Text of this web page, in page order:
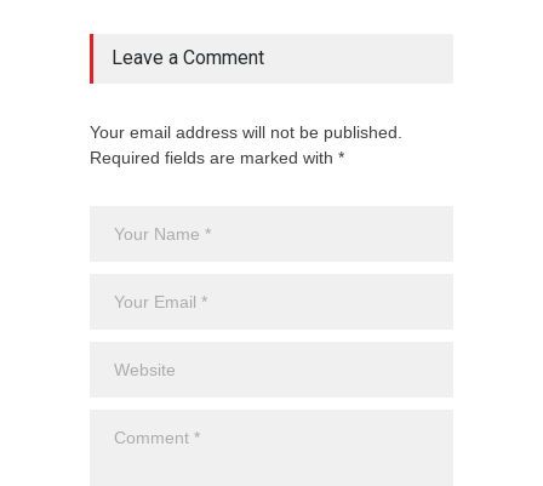
Leave a Comment
Your email address will not be published.
Required fields are marked with *